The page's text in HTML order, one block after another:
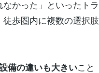
かった」といったトラ
歩圏内に複数の選択肢
備の違いも大きいこと